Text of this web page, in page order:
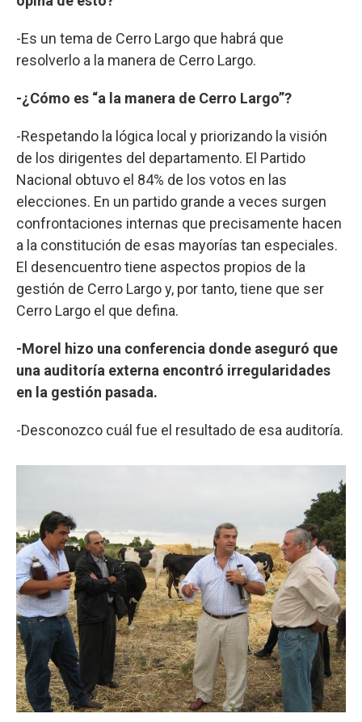
-Es un tema de Cerro Largo que habrá que
resolverlo a la manera de Cerro Largo.
-¿Cómo es “a la manera de Cerro Largo”?
-Respetando la lógica local y priorizando la visión
de los dirigentes del departamento. El Partido
Nacional obtuvo el 84% de los votos en las
elecciones. En un partido grande a veces surgen
confrontaciones internas que precisamente hacen
a la constitución de esas mayorías tan especiales.
El desencuentro tiene aspectos propios de la
gestión de Cerro Largo y, por tanto, tiene que ser
Cerro Largo el que defina.
-Morel hizo una conferencia donde aseguró que
una auditoría externa encontró irregularidades
en la gestión pasada.
-Desconozco cuál fue el resultado de esa auditoría.